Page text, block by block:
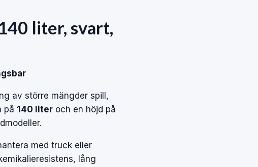
liter, svart,
av större mängder spill,
på 140 liter och en höjd på
med truck eller
lång